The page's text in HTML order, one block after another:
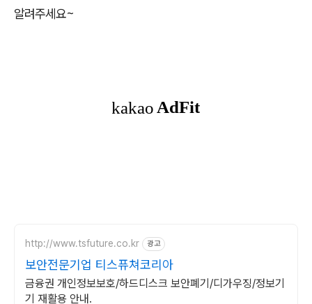
알려주세요~
http://www.tsfuture.co.kr 광고
보안전문기업 티스퓨쳐코리아
금융권 개인정보보호/하드디스크 보안폐기/디가우징/정보기
기 재활용 안내.